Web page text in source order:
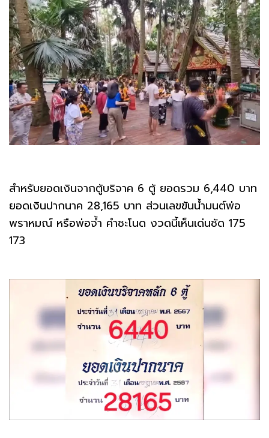
สำหรับยอดเงินจากตู้บริจาค 6 ตู้ ยอดรวม 6,440 บาท
ยอดเงินปากนาค 28,165 บาท ส่วนเลขขันน้ำมนต์พ่อ
พราหมณ์ หรือพ่อจ้ำ คำชะโนด งวดนี้เห็นเด่นชัด 175
173